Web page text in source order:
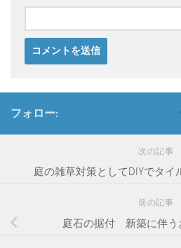
フォロー:
次の記事
庭の雑草対策としてDIYでタイ
前の記事
庭石の据付 新築に伴う